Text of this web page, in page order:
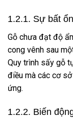
1.2.1. Sự bất
Gỗ chưa đạt độ
cong vênh sau
Quy trình sấy gỗ
điều mà các cơ
ứng.
1.2.2. Biến